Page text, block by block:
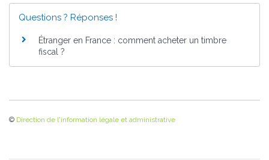
Questions ? Réponses !
Étranger en France : comment acheter un timbre
fiscal ?
© Direction de l'information légale et administrative